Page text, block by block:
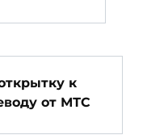
к
от МТС